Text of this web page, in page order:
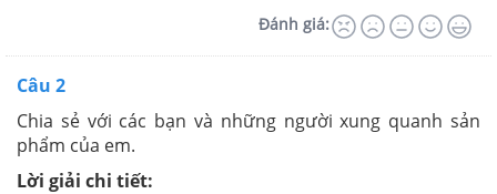
Đánh giá:
Câu 2
Chia sẻ với các bạn và những người xung quanh sản
phẩm của em.
Lời giải chi tiết: